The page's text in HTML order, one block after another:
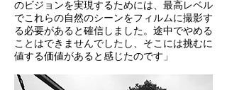
のビジョンを実現するためには、最高レベル
でこれらの自然のシーンをフィルムに撮影す
る必要があると確信しました。途中でやめる
ことはできませんでしたし、そこには挑むに
値する価値があると感じたのです」